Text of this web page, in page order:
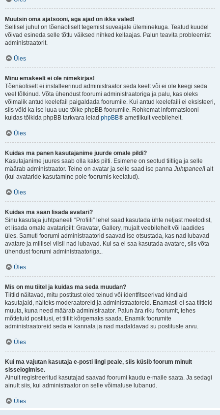
Muutsin oma ajatsooni, aga ajad on ikka valed!
Sellisel juhul on tõenäoliselt tegemist suveajale üleminekuga. Teatud kuudel
võivad esineda selle tõttu väiksed nihked kellaajas. Palun teavita probleemist
administraatorit.
Üles
Minu emakeelt ei ole nimekirjas!
Tõenäoliselt ei installeerinud administraator seda keelt või ei ole keegi seda
veel tõlkinud. Võta ühendust foorumi administraatoriga ja palu, kas oleks
võimalik antud keelefail paigaldada foorumile. Kui antud keelefaili ei eksisteeri,
siis võid ka ise luua uue tõlke phpBB foorumile. Rohkemat informatsiooni
kuidas tõlkida phpBB tarkvara leiad phpBB® ametlikult veebilehelt.
Üles
Kuidas ma panen kasutajanime juurde omale pildi?
Kasutajanime juures saab olla kaks pilti. Esimene on seotud tiitliga ja selle
määrab administraator. Teine on avatar ja selle saad ise panna Juhtpaneeli alt
(kui avataride kasutamine pole foorumis keelatud).
Üles
Kuidas ma saan lisada avatari?
Sinu kasutaja juhtpaneeli “Profiili” lehel saad kasutada ühte neljast meetodist,
et lisada omale avataripilt: Gravatar, Gallery, mujalt veebilehelt või laadides
üles. Samuti foorumi administraatorid saavad ise otsustada, kas nad lubavad
avatare ja millisel viisil nad lubavad. Kui sa ei saa kasutada avatare, siis võta
ühendust foorumi administraatoriga..
Üles
Mis on mu tiitel ja kuidas ma seda muudan?
Tiitlid näitavad, mitu postitust oled teinud või identfitseerivad kindlaid
kasutajaid, näiteks moderaatoreid ja administraatoreid. Enamasti ei saa tiitleid
muuta, kuna need määrab administraator. Palun ära riku foorumit, tehes
mõttetuid postitusi, et tiitlit kõrgemaks saada. Enamik foorumite
administraatoreid seda ei kannata ja nad madaldavad su postituste arvu.
Üles
Kui ma vajutan kasutaja e-posti lingi peale, siis küsib foorum minult
sisselogimise.
Ainult registreeritud kasutajad saavad foorumi kaudu e-maile saata. Ja sedagi
ainult siis, kui administraator on selle võimaluse lubanud.
Üles